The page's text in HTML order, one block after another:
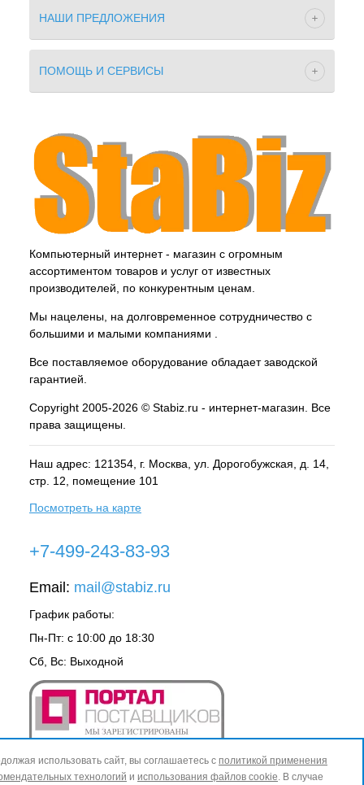
НАШИ ПРЕДЛОЖЕНИЯ
ПОМОЩЬ И СЕРВИСЫ
Компьютерный интернет - магазин с огромным
ассортиментом товаров и услуг от известных
производителей, по конкурентным ценам.
Мы нацелены, на долговременное сотрудничество с
большими и малыми компаниями .
Все поставляемое оборудование обладает заводской
гарантией.
Copyright 2005-2026 © Stabiz.ru - интернет-магазин. Все
права защищены.
Наш адрес: 121354, г. Москва , ул. Дорогобужская, д. 14,
стр. 12, помещение 101
Посмотреть на карте
+7-499-243-83-93
Email: mail@stabiz.ru
График работы:
Пн-Пт: с 10:00 до 18:30
Сб, Вс: Выходной
использовать сайт, вы соглашаетесь с политикой применения
технологий и использования файлов cookie. В случае